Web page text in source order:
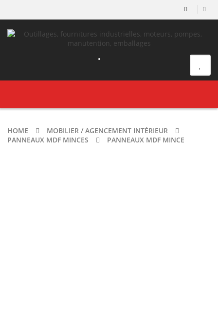
HOME
MOBILIER / AGENCEMENT INTÉRIEUR
PANNEAUX MDF MINCES
PANNEAUX MDF MINCE